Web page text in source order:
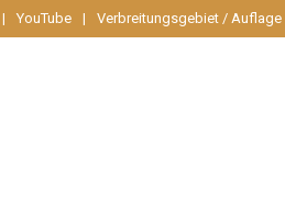
YouTube Verbreitungsgebiet / Auflage